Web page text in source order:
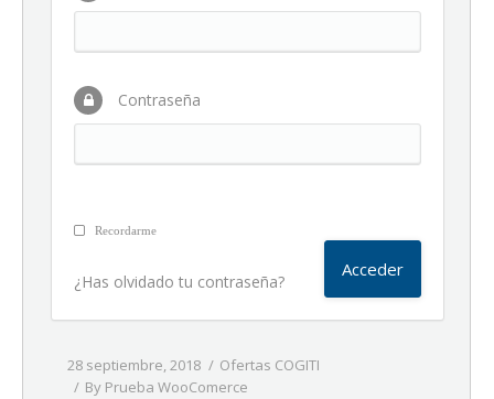
Contraseña
Recordarme
¿Has olvidado tu contraseña?
28 septiembre, 2018
Ofertas COGITI
By Prueba WooComerce